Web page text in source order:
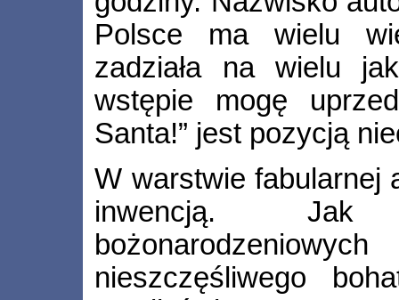
Polsce ma wielu
zadziała na wielu
wstępie mogę
Santa!” jest pozycją
W warstwie fabularnej
inwencją.
nieszczęśliwego